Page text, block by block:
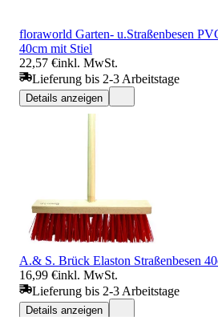
floraworld Garten- u.Straßenbesen
40cm mit Stiel
22,57 €inkl. MwSt.
Lieferung bis 2-3 Arbeitstage
Details anzeigen
A.& S. Brück Elaston Straßenbesen
16,99 €inkl. MwSt.
Lieferung bis 2-3 Arbeitstage
Details anzeigen